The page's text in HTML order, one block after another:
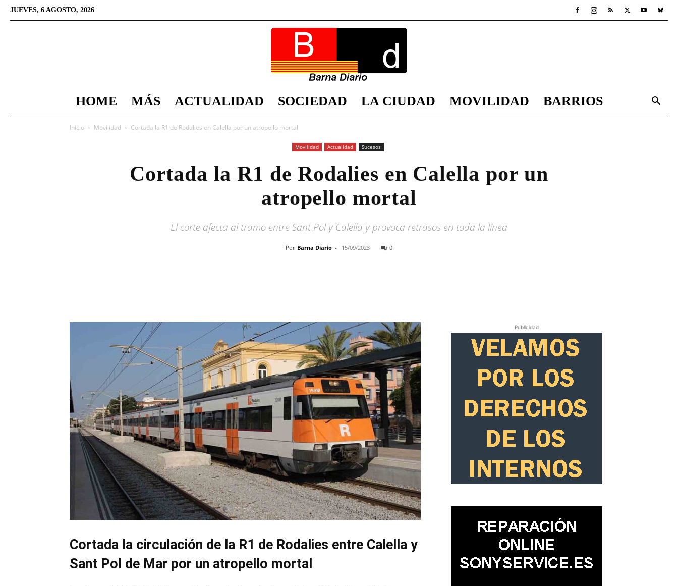
JUEVES, 6 AGOSTO, 2026
Diario
HOME MÁS ACTUALIDAD SOCIEDAD LA CIUDAD MOVILIDAD BARRIOS
Inicio Movilidad Cortada la R1 de Rodalies en Calella por un atropello mortal
Movilidad Actualidad Sucesos
Cortada la R1 de Rodalies en Calella por un
atropello mortal
El corte afecta al tramo entre Sant Pol y Calella y provoca retrasos en toda la línea
Por Barna Diario - 15/09/2023 0
Cortada la circulación de la R1 de Rodalies entre Calella y
Sant Pol de Mar por un atropello mortal
Publicidad